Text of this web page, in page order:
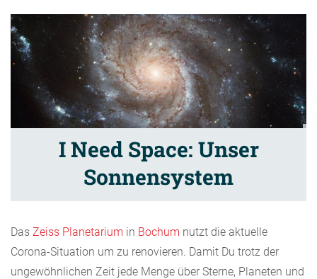
I Need Space: Unser
Sonnensystem
Das Zeiss Planetarium in Bochum nutzt die aktuelle
Corona-Situation um zu renovieren. Damit Du trotz der
ungewöhnlichen Zeit jede Menge über Sterne, Planeten und